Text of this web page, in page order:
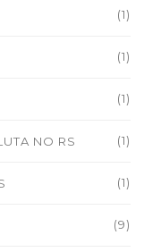
(1)
(1)
(1)
NO RS (1)
(1)
(9)